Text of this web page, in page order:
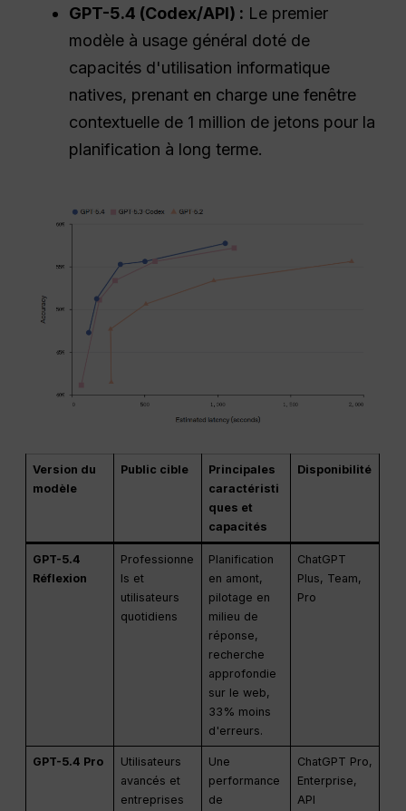
GPT-5.4 (Codex/API) : Le premier
modèle à usage général doté de
capacités d'utilisation informatique
natives, prenant en charge une fenêtre
contextuelle de 1 million de jetons pour la
planification à long terme.
Version du
modèle
Public cible
Principales
caractéristi
ques et
capacités
Disponibilité
GPT-5.4
Réflexion
Professionne
ls et
utilisateurs
quotidiens
Planification
en amont,
pilotage en
milieu de
réponse,
recherche
approfondie
sur le web,
33% moins
d'erreurs.
ChatGPT
Plus, Team,
Pro
GPT-5.4 Pro
Utilisateurs
avancés et
entreprises
Une
performance
de
ChatGPT Pro,
Enterprise,
API